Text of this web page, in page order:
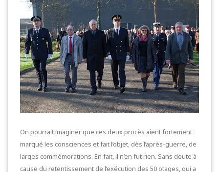
On pourrait imaginer que ces deux procès aient fortement
marqué les consciences et fait l’objet, dès l’après-guerre, de
larges commémorations. En fait, il n’en fut rien. Sans doute à
cause du retentissement de l’exécution des 50 otages, qui a